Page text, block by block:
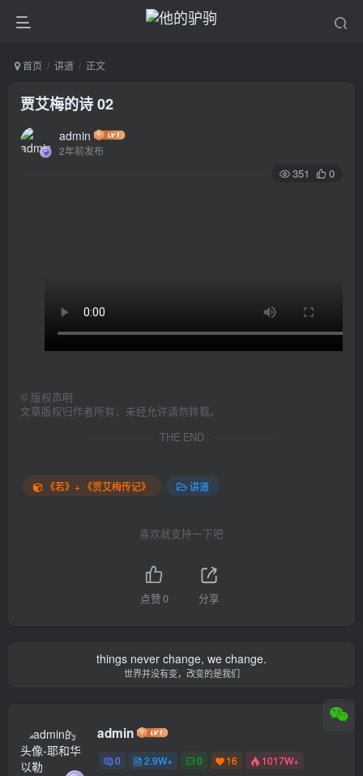
首页 讲道 正文
贾艾梅的诗 02
admin
2年前发布
351 0
© 版权声明
文章版权归作者所有，未经允许请勿转载。
THE END
《若》+ 《贾艾梅传记》 讲道
喜欢就支持一下吧
点赞0 分享
things never change, we change.
世界并没有变，改变的是我们
admin
0 2.9W+ 0 16 1017W+